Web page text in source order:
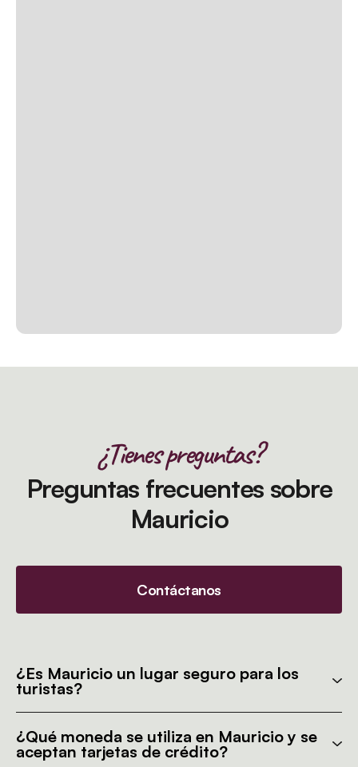
¿Tienes preguntas?
Preguntas frecuentes sobre
Mauricio
Contáctanos
¿Es Mauricio un lugar seguro para los
turistas?
¿Qué moneda se utiliza en Mauricio y se
aceptan tarjetas de crédito?